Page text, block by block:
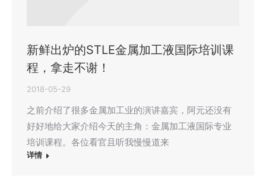
新鲜出炉的STLE金属加工液国际培训课
程，拿走不谢！
2018-05-29
之前介绍了很多金属加工业的演讲嘉宾，阿元还没有
好好地给大家介绍今天的主角：金属加工液国际专业
培训课程。各位看官且听我慢慢道来
详情